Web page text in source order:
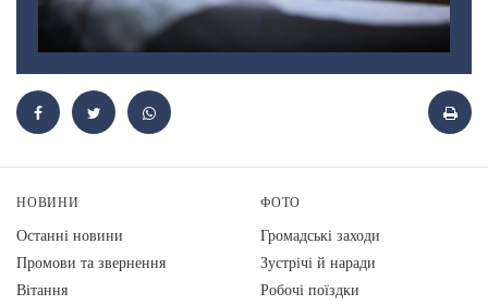
НОВИНИ
Останні новини
Промови та звернення
Вiтання
ФОТО
Громадські заходи
Зустрічі й наради
Робочі поїздки